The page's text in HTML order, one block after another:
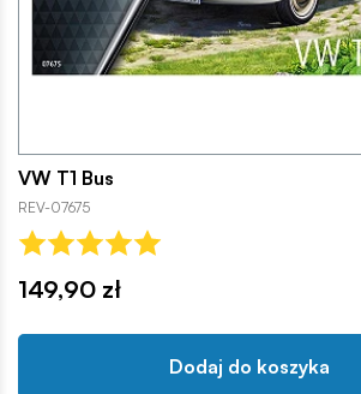
VW T1 Bus
REV-07675
149,90 zł
Dodaj do koszyka